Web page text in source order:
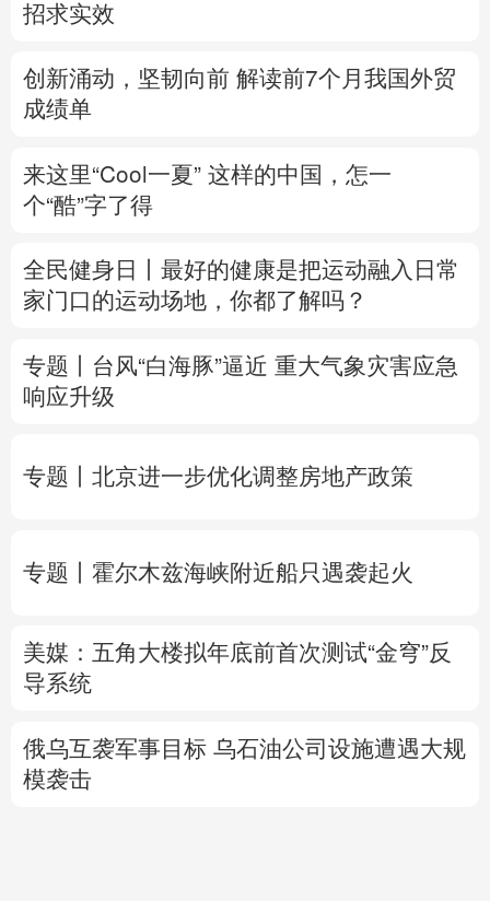
English
Русский язык 日本語 한국어
招求实效
创新涌动，坚韧向前 解读前7个月我国外贸
成绩单
来这里“Cool一夏” 这样的中国，怎一
个“酷”字了得
全民健身日丨 最好的健康是把运动融入日常
家门口的运动场地，你都了解吗？
专题丨 台风“白海豚”逼近 重大气象灾害应急
响应升级
专题丨 北京进一步优化调整房地产政策
专题丨 霍尔木兹海峡附近船只遇袭起火
美媒：五角大楼拟年底前首次测试“金穹”反
导系统
俄乌互袭军事目标 乌石油公司设施遭遇大规
模袭击